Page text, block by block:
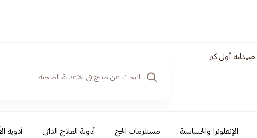
صيدلية أولى كير
الإنفلونزا والحساسية مستلزمات الحج أدوية العلاج الذاتي أدوية